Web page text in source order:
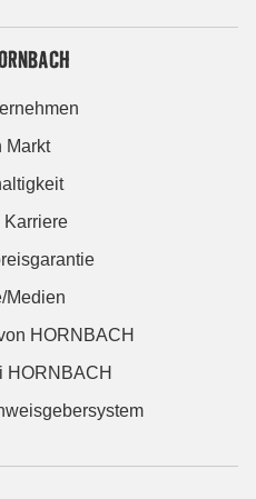
Markt
Karriere
Medien
HORNBACH
HORNBACH